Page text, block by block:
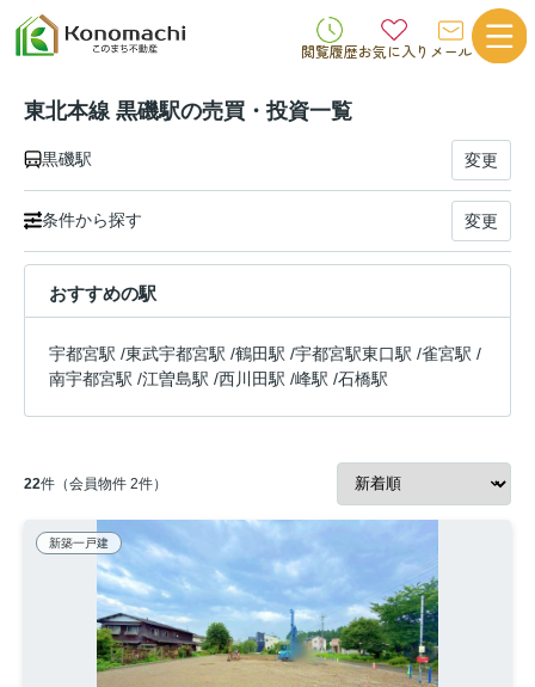
閲覧履歴お気に入り メール
東北本線 黒磯駅の売買・投資一覧
黒磯駅 変更
条件から探す 変更
おすすめの駅
宇都宮駅 /東武宇都宮駅 /鶴田駅 /宇都宮駅東口駅 /雀宮駅 /
南宇都宮駅 /江曽島駅 /西川田駅 /峰駅 /石橋駅
22件（会員物件 2件）
新築一戸建